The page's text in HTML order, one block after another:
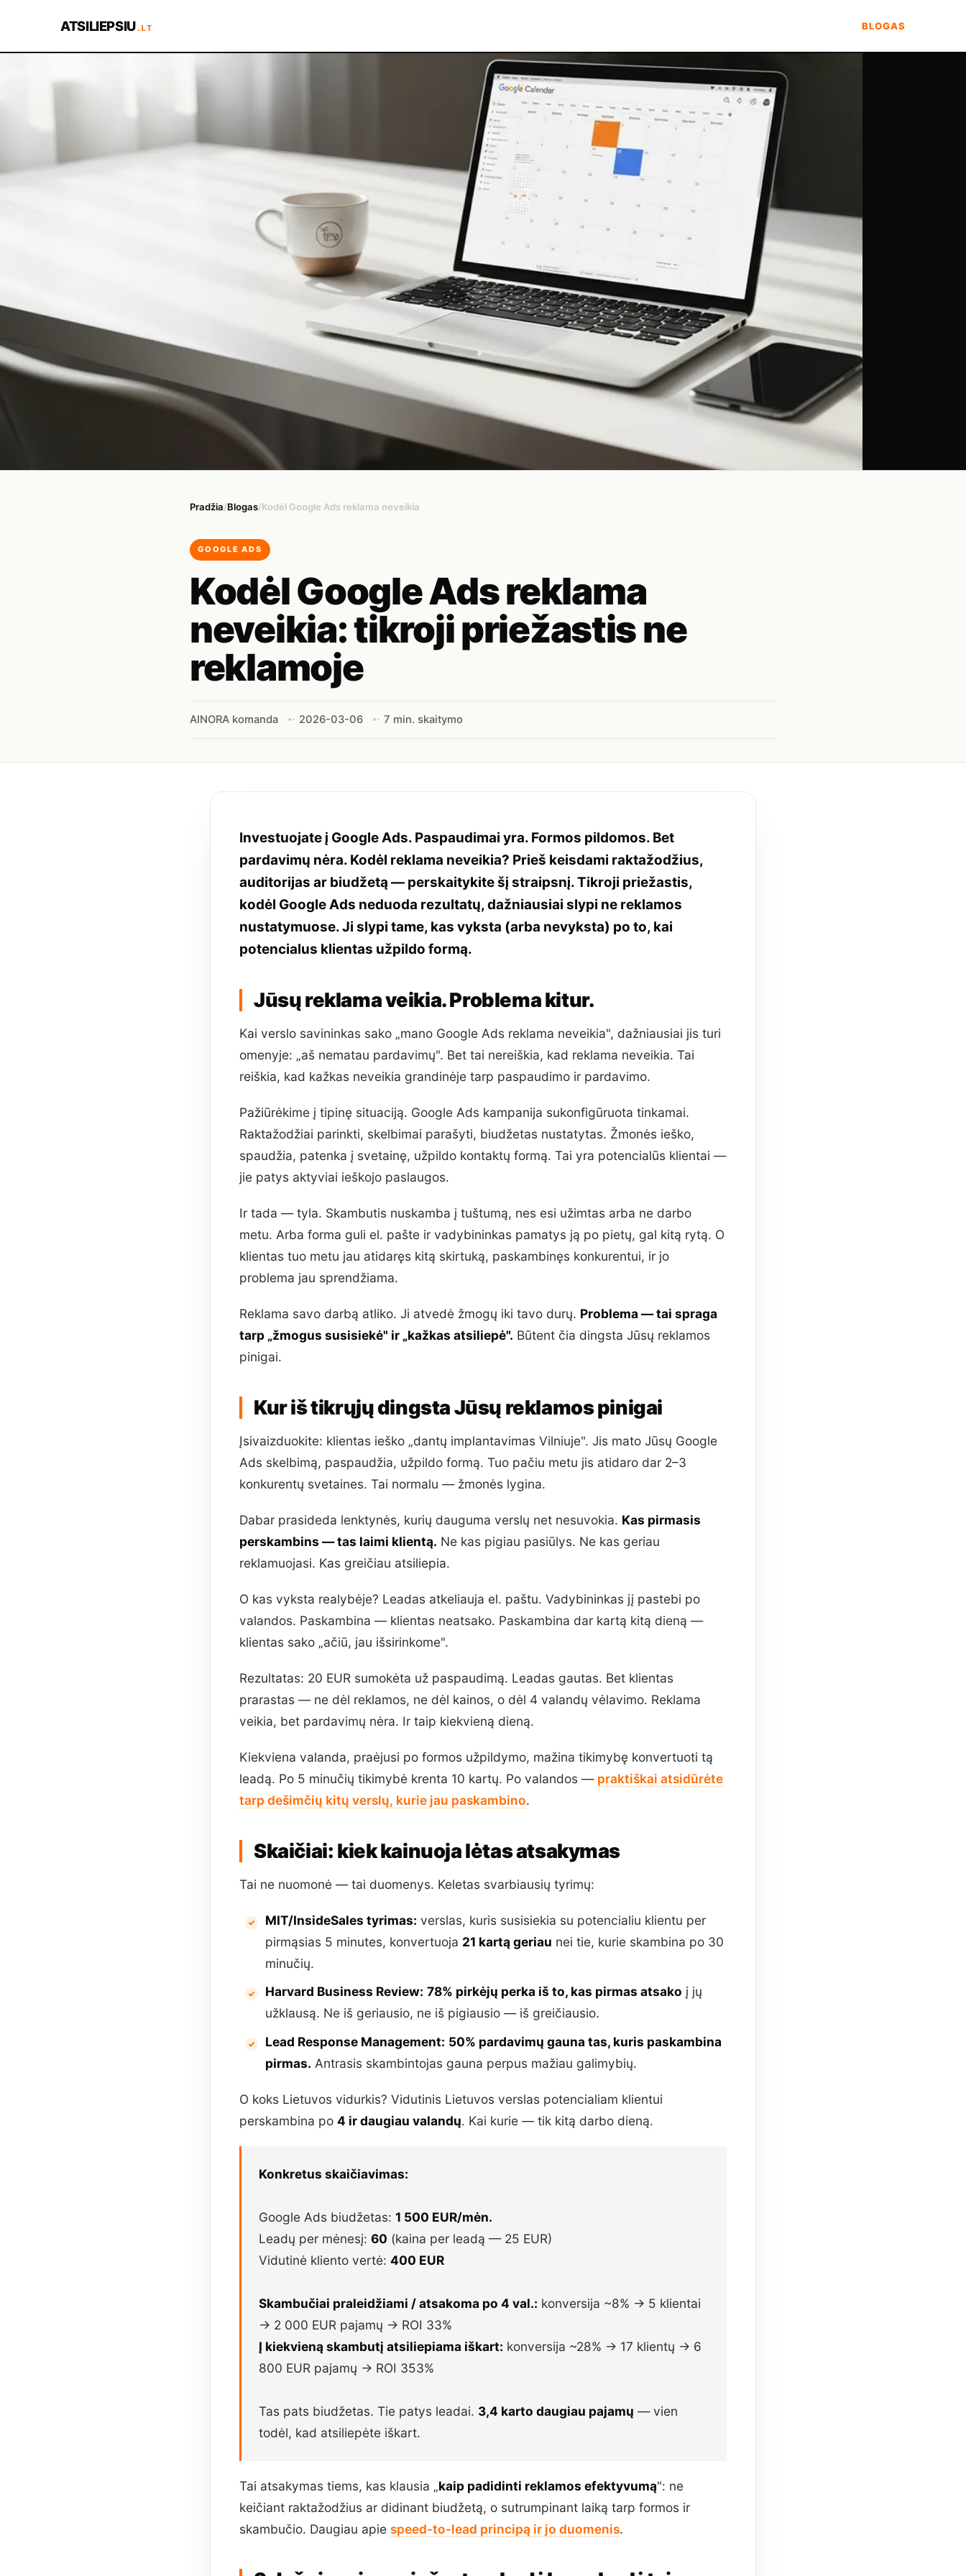
ATSILIEPSIU.LT BLOGAS
Pradžia/Blogas/Kodėl Google Ads reklama neveikia
GOOGLE ADS
Kodėl Google Ads reklama
neveikia: tikroji priežastis ne
reklamoje
AINORA komanda 2026-03-06 7 min. skaitymo
Investuojate į Google Ads. Paspaudimai yra. Formos pildomos. Bet
pardavimų nėra. Kodėl reklama neveikia? Prieš keisdami raktažodžius,
auditorijas ar biudžetą — perskaitykite šį straipsnį. Tikroji priežastis,
kodėl Google Ads neduoda rezultatų, dažniausiai slypi ne reklamos
nustatymuose. Ji slypi tame, kas vyksta (arba nevyksta) po to, kai
potencialus klientas užpildo formą.
Jūsų reklama veikia. Problema kitur.
Kai verslo savininkas sako „mano Google Ads reklama neveikia", dažniausiai jis turi
omenyje: „aš nematau pardavimų". Bet tai nereiškia, kad reklama neveikia. Tai
reiškia, kad kažkas neveikia grandinėje tarp paspaudimo ir pardavimo.
Pažiūrėkime į tipinę situaciją. Google Ads kampanija sukonfigūruota tinkamai.
Raktažodžiai parinkti, skelbimai parašyti, biudžetas nustatytas. Žmonės ieško,
spaudžia, patenka į svetainę, užpildo kontaktų formą. Tai yra potencialūs klientai —
jie patys aktyviai ieškojo paslaugos.
Ir tada — tyla. Skambutis nuskamba į tuštumą, nes esi užimtas arba ne darbo
metu. Arba forma guli el. pašte ir vadybininkas pamatys ją po pietų, gal kitą rytą. O
klientas tuo metu jau atidaręs kitą skirtuką, paskambinęs konkurentui, ir jo
problema jau sprendžiama.
Reklama savo darbą atliko. Ji atvedė žmogų iki tavo durų. Problema — tai spraga
tarp „žmogus susisiekė" ir „kažkas atsiliepė". Būtent čia dingsta Jūsų reklamos
pinigai.
Kur iš tikrųjų dingsta Jūsų reklamos pinigai
Įsivaizduokite: klientas ieško „dantų implantavimas Vilniuje". Jis mato Jūsų Google
Ads skelbimą, paspaudžia, užpildo formą. Tuo pačiu metu jis atidaro dar 2–3
konkurentų svetaines. Tai normalu — žmonės lygina.
Dabar prasideda lenktynės, kurių dauguma verslų net nesuvokia. Kas pirmasis
perskambins — tas laimi klientą. Ne kas pigiau pasiūlys. Ne kas geriau
reklamuojasi. Kas greičiau atsiliepia.
O kas vyksta realybėje? Leadas atkeliauja el. paštu. Vadybininkas jį pastebi po
valandos. Paskambina — klientas neatsako. Paskambina dar kartą kitą dieną —
klientas sako „ačiū, jau išsirinkome".
Rezultatas: 20 EUR sumokėta už paspaudimą. Leadas gautas. Bet klientas
prarastas — ne dėl reklamos, ne dėl kainos, o dėl 4 valandų vėlavimo. Reklama
veikia, bet pardavimų nėra. Ir taip kiekvieną dieną.
Kiekviena valanda, praėjusi po formos užpildymo, mažina tikimybę konvertuoti tą
leadą. Po 5 minučių tikimybė krenta 10 kartų. Po valandos — praktiškai atsidūrėte
tarp dešimčių kitų verslų, kurie jau paskambino.
Skaičiai: kiek kainuoja lėtas atsakymas
Tai ne nuomonė — tai duomenys. Keletas svarbiausių tyrimų:
MIT/InsideSales tyrimas: verslas, kuris susisiekia su potencialiu klientu per
pirmąsias 5 minutes, konvertuoja 21 kartą geriau nei tie, kurie skambina po 30
minučių.
Harvard Business Review: 78% pirkėjų perka iš to, kas pirmas atsako į jų
užklausą. Ne iš geriausio, ne iš pigiausio — iš greičiausio.
Lead Response Management: 50% pardavimų gauna tas, kuris paskambina
pirmas. Antrasis skambintojas gauna perpus mažiau galimybių.
O koks Lietuvos vidurkis? Vidutinis Lietuvos verslas potencialiam klientui
perskambina po 4 ir daugiau valandų. Kai kurie — tik kitą darbo dieną.
Konkretus skaičiavimas:
Google Ads biudžetas: 1 500 EUR/mėn.
Leadų per mėnesį: 60 (kaina per leadą — 25 EUR)
Vidutinė kliento vertė: 400 EUR
Skambučiai praleidžiami / atsakoma po 4 val.: konversija ~8% → 5 klientai
→ 2 000 EUR pajamų → ROI 33%
Į kiekvieną skambutį atsiliepiama iškart: konversija ~28% → 17 klientų → 6
800 EUR pajamų → ROI 353%
Tas pats biudžetas. Tie patys leadai. 3,4 karto daugiau pajamų — vien
todėl, kad atsiliepėte iškart.
Tai atsakymas tiems, kas klausia „kaip padidinti reklamos efektyvumą": ne
keičiant raktažodžius ar didinant biudžetą, o sutrumpinant laiką tarp formos ir
skambučio. Daugiau apie speed-to-lead principą ir jo duomenis.